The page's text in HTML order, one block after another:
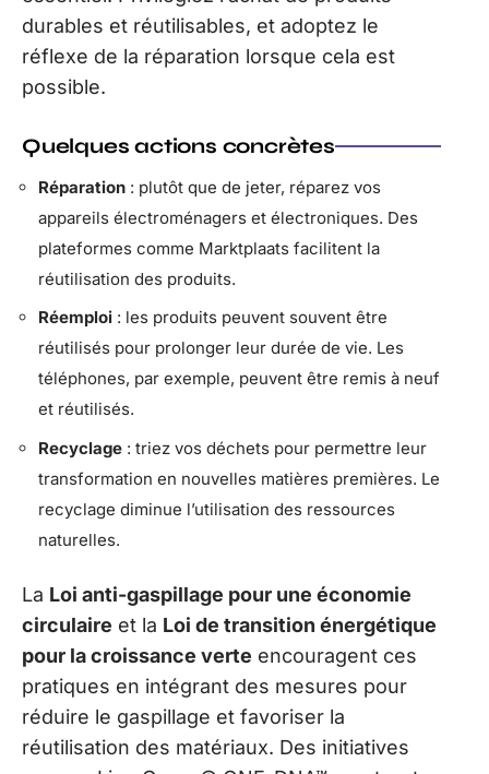
durables et réutilisables, et adoptez le
réflexe de la réparation lorsque cela est
possible.
Quelques actions concrètes
Réparation : plutôt que de jeter, réparez vos
appareils électroménagers et électroniques. Des
plateformes comme Marktplaats facilitent la
réutilisation des produits.
Réemploi : les produits peuvent souvent être
réutilisés pour prolonger leur durée de vie. Les
téléphones, par exemple, peuvent être remis à neuf
et réutilisés.
Recyclage : triez vos déchets pour permettre leur
transformation en nouvelles matières premières. Le
recyclage diminue l’utilisation des ressources
naturelles.
La Loi anti-gaspillage pour une économie
circulaire et la Loi de transition énergétique
pour la croissance verte encouragent ces
pratiques en intégrant des mesures pour
réduire le gaspillage et favoriser la
réutilisation des matériaux. Des initiatives